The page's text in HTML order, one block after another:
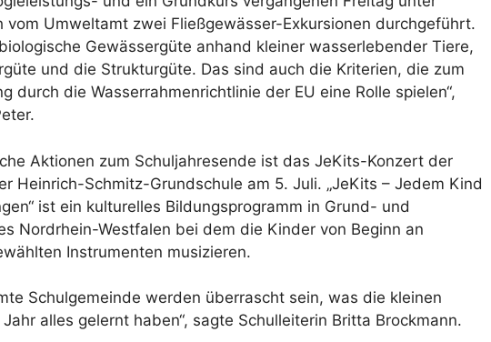
vom Umweltamt zwei Fließgewässer-Exkursionen durchgeführt.
Gewässergüte anhand kleiner wasserlebender Tiere,
und die Strukturgüte. Das sind auch die Kriterien, die zum
durch die Wasserrahmenrichtlinie der EU eine Rolle spielen“,
Aktionen zum Schuljahresende ist das JeKits-Konzert der
Heinrich-Schmitz-Grundschule am 5. Juli. „JeKits – Jedem Kind
ist ein kulturelles Bildungsprogramm in Grund- und
Nordrhein-Westfalen bei dem die Kinder von Beginn an
Instrumenten musizieren.
Schulgemeinde werden überrascht sein, was die kleinen
alles gelernt haben“, sagte Schulleiterin Britta Brockmann.